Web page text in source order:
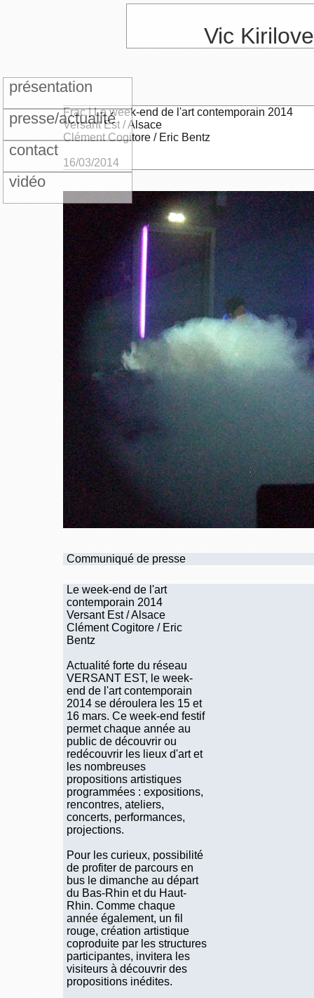
présentation
presse/actualité
contact
vidéo
Vic
Frac | Le week-end de l'art contemporain 2014
Versant Est / Alsace
Clément Cogitore / Eric Bentz
16/03/2014
Communiqué de presse
Le week-end de l'art
contemporain 2014
Versant Est / Alsace
Clément Cogitore / Eric
Bentz
Actualité forte du réseau
VERSANT EST, le week-
end de l'art contemporain
2014 se déroulera les 15 et
16 mars. Ce week-end festif
permet chaque année au
public de découvrir ou
redécouvrir les lieux d'art et
les nombreuses
propositions artistiques
programmées : expositions,
rencontres, ateliers,
concerts, performances,
projections.
Pour les curieux, possibilité
de profiter de parcours en
bus le dimanche au départ
du Bas-Rhin et du Haut-
Rhin. Comme chaque
année également, un fil
rouge, création artistique
coproduite par les structures
participantes, invitera les
visiteurs à découvrir des
propositions inédites.